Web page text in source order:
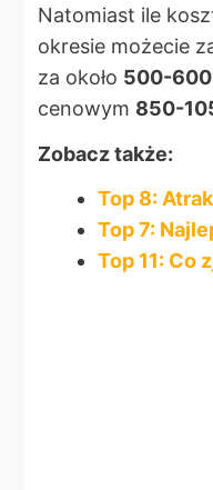
Natomiast ile
okresie możecie
za około 500-600
cenowym 850-
Zobacz także:
Top 8:
Top 7:
Top 11: Co